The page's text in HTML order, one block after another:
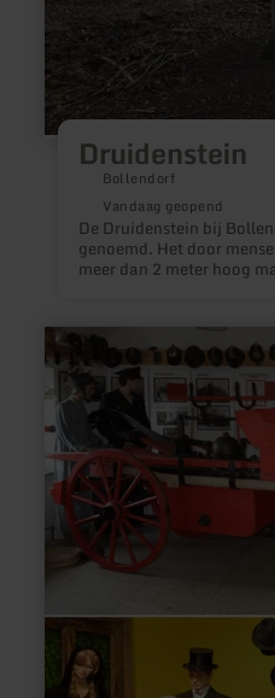
Druidenstein
Bollendorf
Vandaag geopend
De Druidenstein bij
genoemd. Het door
meer dan 2 meter hoog
meer
informatie
over:
Museum
Prüm